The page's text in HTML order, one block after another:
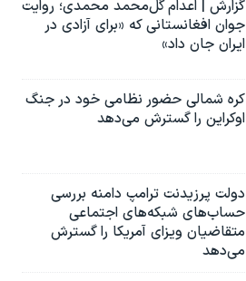
گزارش | اعدام گل‌محمد محمدی؛ روایت
جوان افغانستانی که «برای آزادی در
ایران جان داد»
کره شمالی حضور نظامی خود در جنگ
اوکراین را گسترش می‌دهد
دولت پرزیدنت ترامپ دامنه بررسی
حساب‌های شبکه‌های اجتماعی
متقاضیان ویزای آمریکا را گسترش
می‌دهد